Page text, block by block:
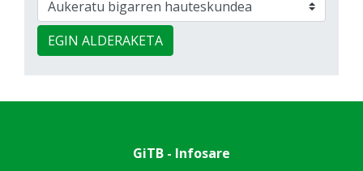
EGIN ALDERAKETA
GiTB - Infosare